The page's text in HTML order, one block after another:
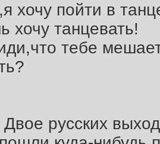
хочу пойти в
хочу танцевать!
тебе
русских